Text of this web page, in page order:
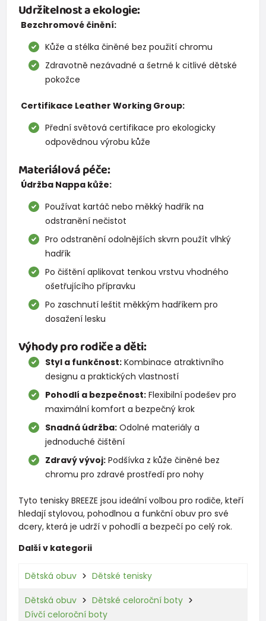
Udržitelnost a ekologie:
Bezchromové činění:
Kůže a stélka činěné bez použití chromu
Zdravotně nezávadné a šetrné k citlivé dětské
pokožce
Certifikace Leather Working Group:
Přední světová certifikace pro ekologicky
odpovědnou výrobu kůže
Materiálová péče:
Údržba Nappa kůže:
Používat kartáč nebo měkký hadřík na
odstranění nečistot
Pro odstranění odolnějších skvrn použít vlhký
hadřík
Po čištění aplikovat tenkou vrstvu vhodného
ošetřujícího přípravku
Po zaschnutí leštit měkkým hadříkem pro
dosažení lesku
Výhody pro rodiče a děti:
Styl a funkčnost: Kombinace atraktivního
designu a praktických vlastností
Pohodlí a bezpečnost: Flexibilní podešev pro
maximální komfort a bezpečný krok
Snadná údržba: Odolné materiály a
jednoduché čištění
Zdravý vývoj: Podšívka z kůže činěné bez
chromu pro zdravé prostředí pro nohy
Tyto tenisky BREEZE jsou ideální volbou pro rodiče, kteří
hledají stylovou, pohodlnou a funkční obuv pro své
dcery, která je udrží v pohodlí a bezpečí po celý rok.
Další v kategorii
Dětská obuv Dětské tenisky
Dětská obuv
Dětské celoroční boty
Dívčí celoroční boty